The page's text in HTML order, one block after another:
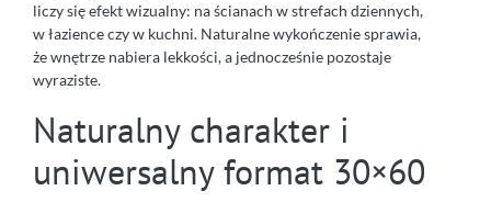
liczy się efekt wizualny: na ścianach w strefach dziennych,
w łazience czy w kuchni. Naturalne wykończenie sprawia,
że wnętrze nabiera lekkości, a jednocześnie pozostaje
wyraziste.
Naturalny charakter i
uniwersalny format 30×60